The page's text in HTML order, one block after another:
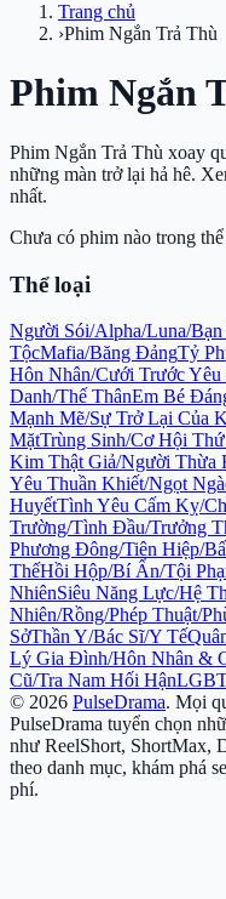
Trang chủ
›Phim Ngắn Trả Thù
Phim Ngắn
Phim Ngắn Trả Thù xoay
những màn trở lại hả hê.
nhất.
Chưa có phim nào trong
Thể loại
Người Sói/Alpha/Luna/
TộcMafia/Băng ĐảngTỷ
Hôn Nhân/Cưới Trước Yêu
Danh/Thế ThânEm Bé
Mạnh Mẽ/Sự Trở Lại Của
MặtTrùng Sinh/Cơ Hội
Kim Thật Giả/Người Thừa
Yêu Thuần Khiết/Ngọt
HuyếtTình Yêu Cấm Kỵ/
Trường/Tình Đầu/Trưởng
Phương Đông/Tiên Hiệp/
ThếHồi Hộp/Bí Ẩn/Tội
NhiênSiêu Năng Lực/Hệ
Nhiên/Rồng/Phép Thuật/
SởThần Y/Bác Sĩ/Y Tế
Lý Gia Đình/Hôn Nhân &
Cũ/Tra Nam Hối Hận
© 2026 PulseDrama. Mọi
PulseDrama tuyển chọn
như ReelShort, ShortMax,
theo danh mục, khám phá
phí.